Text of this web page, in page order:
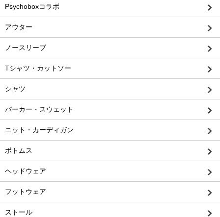
Psychoboxコラボ
アウター
ノースリーブ
Tシャツ・カットソー
シャツ
パーカー・スウェット
ニット・カーディガン
ボトムス
ヘッドウェア
フットウェア
ストール